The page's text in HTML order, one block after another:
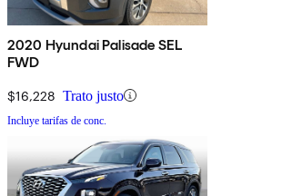
2020 Hyundai Palisade SEL
FWD
$16,228 Trato justo
Incluye tarifas de conc.